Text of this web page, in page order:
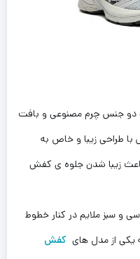
دو جنس چرم‌ مصنوعی و بافت
طراحی زیبا و خاص به
باعث زیبا شدن جلوه ی کفش
و سبز ملایم در کنار خطوط
یکی از مدل های کفش